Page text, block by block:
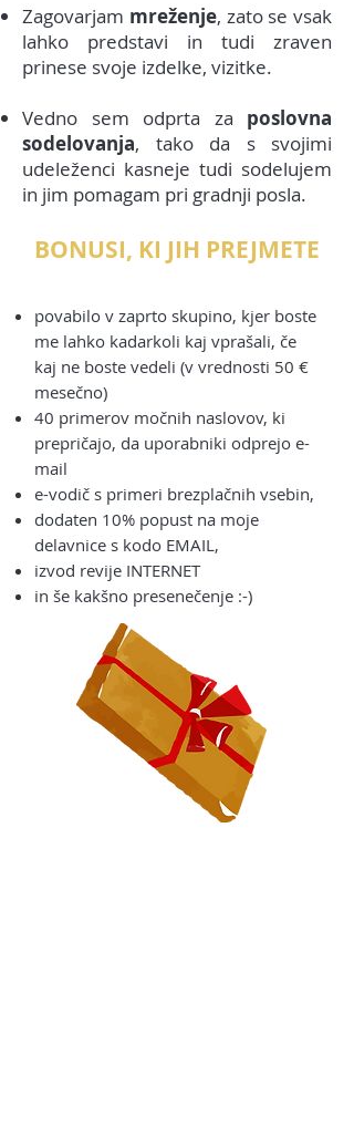
Zagovarjam mreženje, zato se vsak
lahko predstavi in tudi zraven
prinese svoje izdelke, vizitke.
Vedno sem odprta za poslovna
sodelovanja, tako da s svojimi
udeleženci kasneje tudi sodelujem
in jim pomagam pri gradnji posla.
BONUSI, KI JIH PREJMETE
povabilo v zaprto skupino, kjer boste
me lahko kadarkoli kaj vprašali, če
kaj ne boste vedeli (v vrednosti 50 €
mesečno)
40 primerov močnih naslovov, ki
prepričajo, da uporabniki odprejo e-
mail
e-vodič s primeri brezplačnih vsebin,
dodaten 10% popust na moje
delavnice s kodo EMAIL,
izvod revije INTERNET
in še kakšno presenečenje :-)